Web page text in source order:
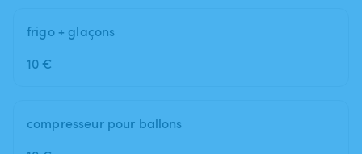
frigo + glaçons
10 €
compresseur pour ballons